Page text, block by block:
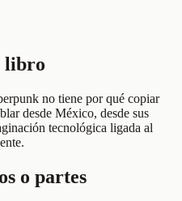
libro
no tiene por qué copiar
desde México, desde sus
tecnológica ligada al
o partes